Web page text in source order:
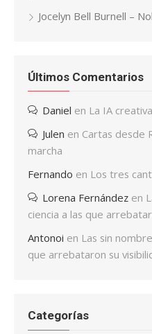
Jocelyn Bell Burnell –
Últimos Comentarios
Daniel en La IA creativa
Julen en Cartas desde
marcha
Fernando en Los tres
Lorena Fernández en
ciencia a las que
Antonoi en Las sin
que arrebataron su
Categorías